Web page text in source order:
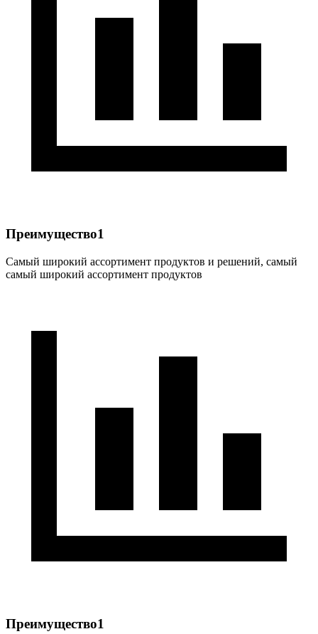
Преимущество1
Самый широкий ассортимент продуктов и решений, самый
самый широкий ассортимент продуктов
Преимущество1